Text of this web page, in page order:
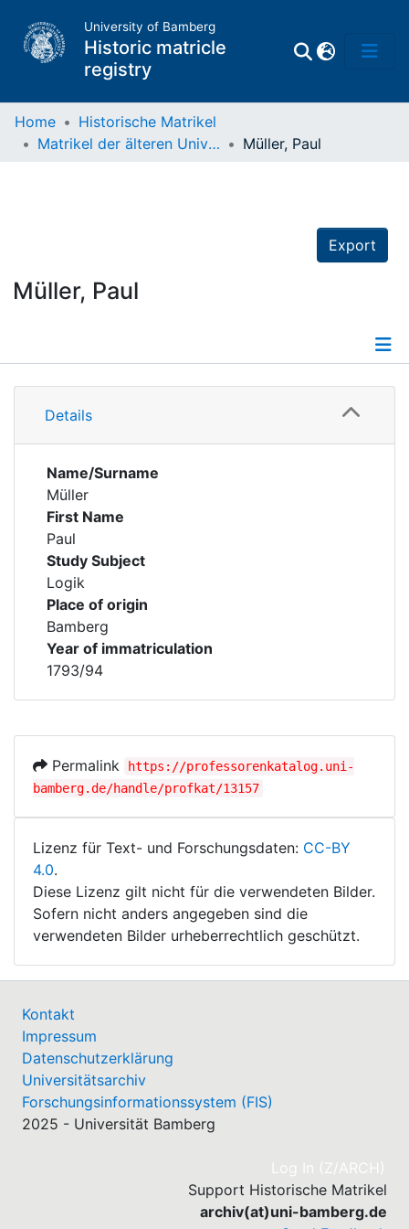
University of Bamberg
Historic matricle
registry
Home
Historische Matrikel
Matrikel der älteren Universität
Müller, Paul
Export
Müller, Paul
Details
Details
Name/Surname
Müller
First Name
Paul
Study Subject
Logik
Place of origin
Bamberg
Year of immatriculation
1793/94
Permalink
https://professorenkatalog.uni-
bamberg.de/handle/profkat/13157
Lizenz für Text- und Forschungsdaten: CC-BY
4.0.
Diese Lizenz gilt nicht für die verwendeten Bilder.
Sofern nicht anders angegeben sind die
verwendeten Bilder urheberrechtlich geschützt.
Kontakt
Impressum
Datenschutzerklärung
Universitätsarchiv
Forschungsinformationssystem (FIS)
2025 - Universität Bamberg
Log In (Z/ARCH)
Support Historische Matrikel
archiv(at)uni-bamberg.de